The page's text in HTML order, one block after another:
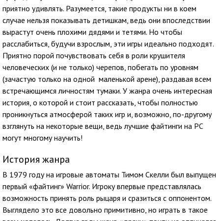
приятно удивлять. Разумеется, такие продукты ни в коем
случае нельзя показывать детишкам, ведь они впоследствии
вырастут очень плохими дядями и тетями. Но чтобы
расслабиться, будучи взрослым, эти игры идеально подходят.
Приятно порой почувствовать себя в роли крушителя
человеческих (и не только) черепов, побегать по уровням
(зачастую только на одной маленькой арене), раздавая всем
встречающимся личностям тумаки. У жанра очень интересная
история, о которой и стоит рассказать, чтобы полностью
проникнуться атмосферой таких игр и, возможно, по-другому
взглянуть на некоторые вещи, ведь лучшие файтинги на PC
могут многому научить!
История жанра
В 1979 году на игровые автоматы Тимом Скелли был выпущен
первый «файтинг» Warrior. Игроку впервые представлялась
возможность принять роль рыцаря и сразиться с оппонентом.
Выглядело это все довольно примитивно, но играть в такое